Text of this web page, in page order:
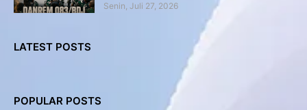
Senin, Juli 27, 2026
LATEST POSTS
POPULAR POSTS